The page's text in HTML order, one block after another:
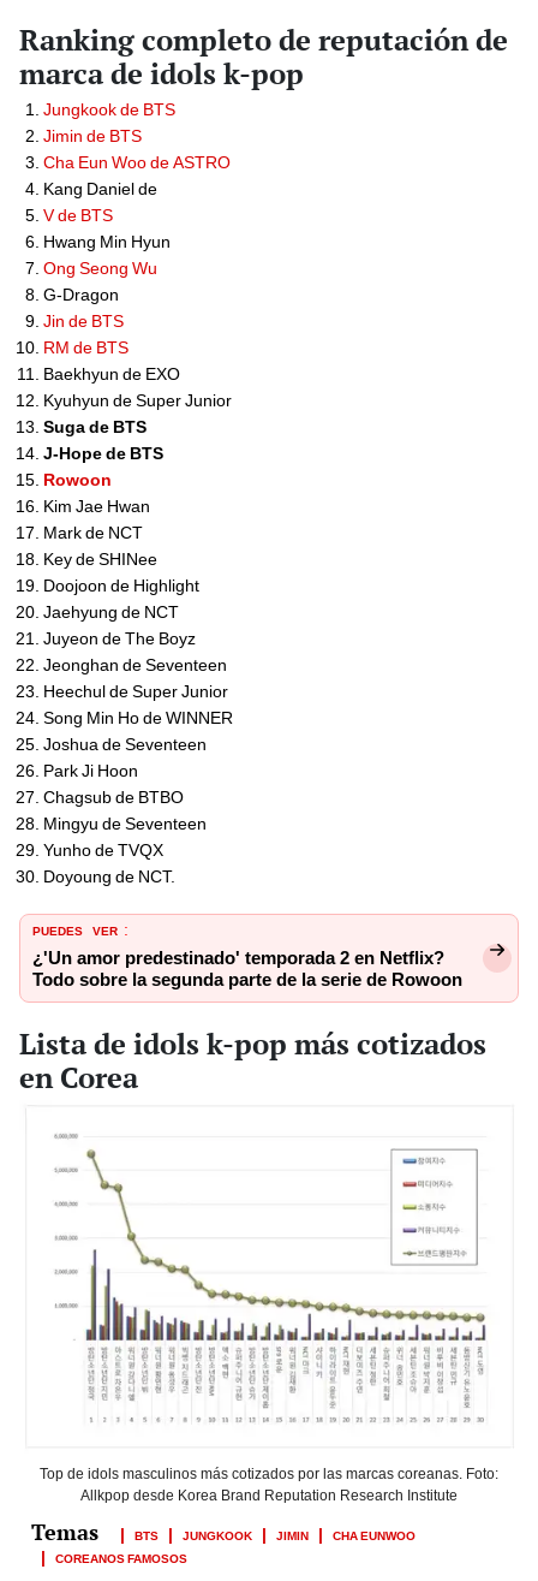
Ranking completo de reputación de
marca de idols k-pop
Jungkook de BTS
Jimin de BTS
Cha Eun Woo de ASTRO
Kang Daniel de
V de BTS
Hwang Min Hyun
Ong Seong Wu
G-Dragon
Jin de BTS
RM de BTS
Baekhyun de EXO
Kyuhyun de Super Junior
Suga de BTS
J-Hope de BTS
Rowoon
Kim Jae Hwan
Mark de NCT
Key de SHINee
Doojoon de Highlight
Jaehyung de NCT
Juyeon de The Boyz
Jeonghan de Seventeen
Heechul de Super Junior
Song Min Ho de WINNER
Joshua de Seventeen
Park Ji Hoon
Chagsub de BTBO
Mingyu de Seventeen
Yunho de TVQX
Doyoung de NCT.
PUEDES VER :
¿'Un amor predestinado' temporada 2 en Netflix?
Todo sobre la segunda parte de la serie de Rowoon
Lista de idols k-pop más cotizados
en Corea
Top de idols masculinos más cotizados por las marcas coreanas. Foto:
Allkpop desde Korea Brand Reputation Research Institute
BTS JUNGKOOK JIMIN
CHA EUNWOO
COREANOS FAMOSOS